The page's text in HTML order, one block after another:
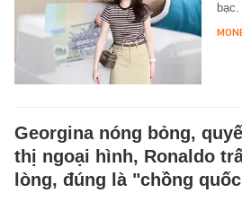
bạc.
Georgina nóng bỏng,
thị ngoại hình, Ronaldo
lòng, đúng là "chồng